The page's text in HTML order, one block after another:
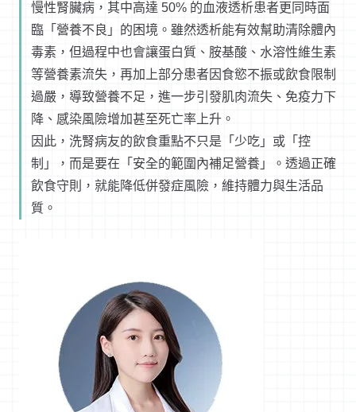
慢性腎臟病，其中高達 50% 的血液透析患者更同時面
臨「營養不良」的困境。雖然透析能有效幫助清除體內
毒素，但過程中也會讓蛋白質、胺基酸、水溶性維生素
等營養素流失，再加上部分患者因食慾不振或飲食限制
過嚴，導致營養不足，進一步引發肌肉流失、免疫力下
降、感染風險增加甚至死亡率上升。
因此，洗腎病友的飲食重點不只是「少吃」或「控
制」，而是要在「安全的範圍內補足營養」。透過正確
飲食守則，就能降低併發症風險，維持體力與生活品
質。